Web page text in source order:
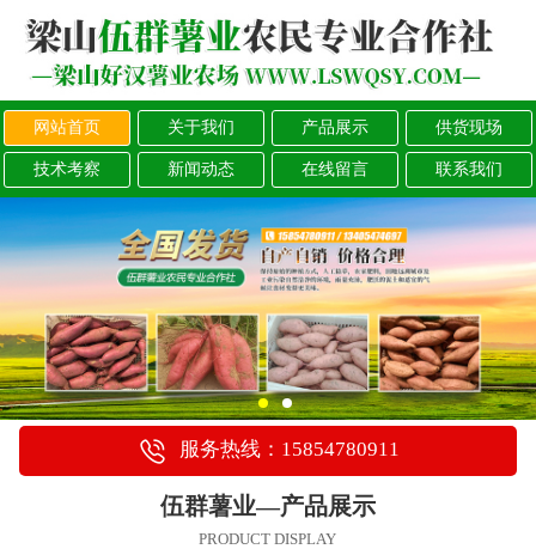
网站首页 关于我们 产品展示 供货现场
技术考察 新闻动态 在线留言 联系我们
服务热线：15854780911
伍群薯业—产品展示
PRODUCT DISPLAY